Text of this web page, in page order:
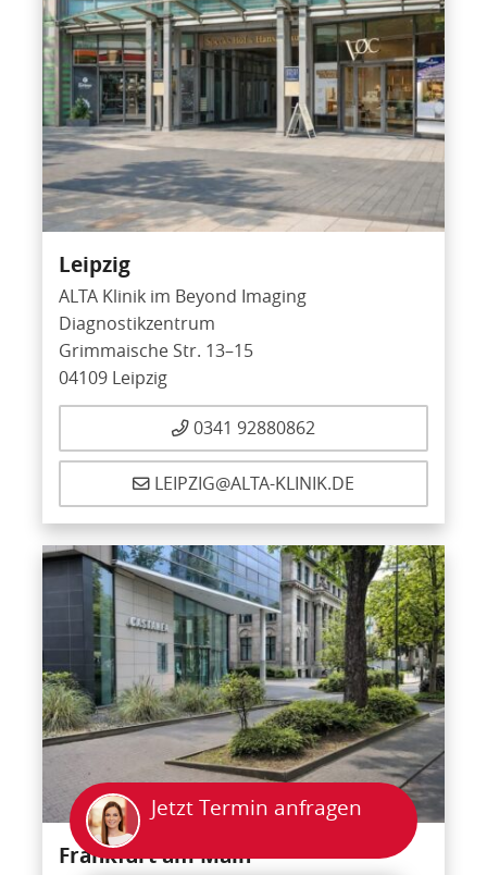
Leipzig
ALTA Klinik im Beyond Imaging
Diagnostikzentrum
Grimmaische Str. 13–15
04109 Leipzig
0341 92880862
LEIPZIG@ALTA-KLINIK.DE
Frankfurt am Main
Jetzt Termin anfragen